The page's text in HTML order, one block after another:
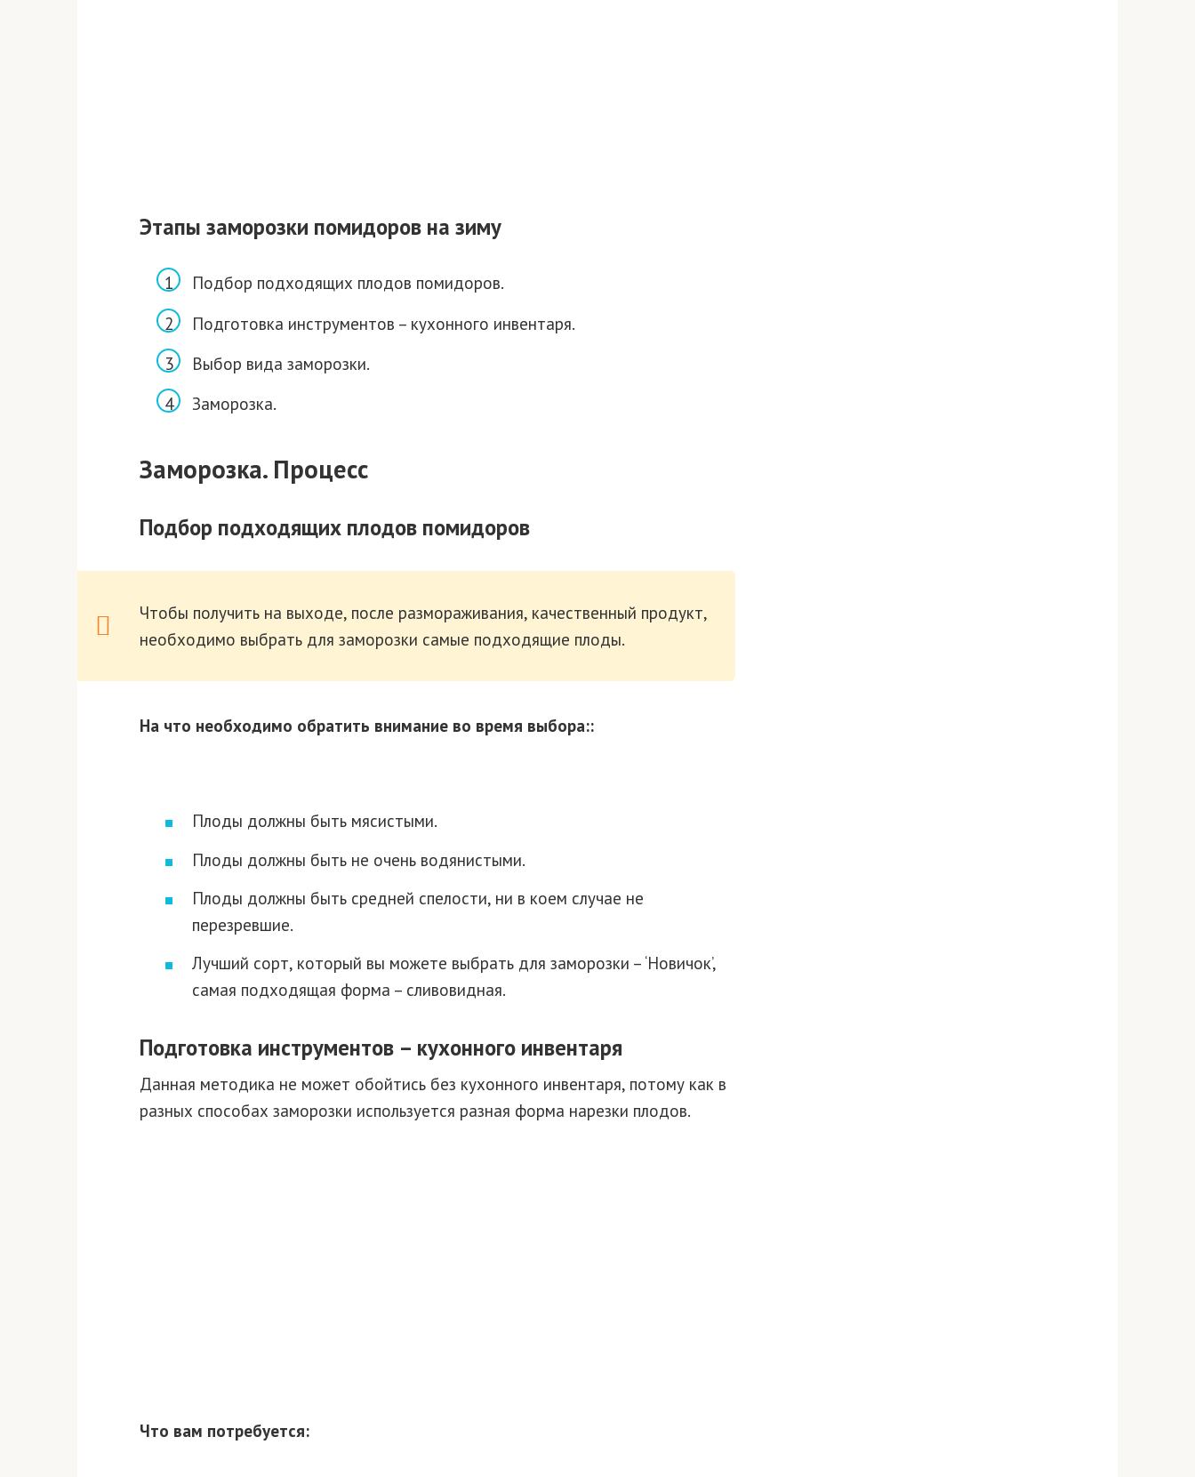
Этапы заморозки помидоров на зиму
Подбор подходящих плодов помидоров.
Подготовка инструментов – кухонного инвентаря.
Выбор вида заморозки.
Заморозка.
Заморозка. Процесс
Подбор подходящих плодов помидоров
Чтобы получить на выходе, после размораживания, качественный продукт,
необходимо выбрать для заморозки самые подходящие плоды.
На что необходимо обратить внимание во время выбора::
Плоды должны быть мясистыми.
Плоды должны быть не очень водянистыми.
Плоды должны быть средней спелости, ни в коем случае не
перезревшие.
Лучший сорт, который вы можете выбрать для заморозки – ‘Новичок’,
самая подходящая форма – сливовидная.
Подготовка инструментов – кухонного инвентаря
Данная методика не может обойтись без кухонного инвентаря, потому как в
разных способах заморозки используется разная форма нарезки плодов.
Что вам потребуется: